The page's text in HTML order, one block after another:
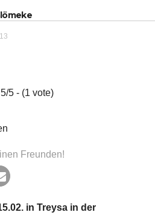
5/5 - (1 vote)
Freunden!
in Treysa in der